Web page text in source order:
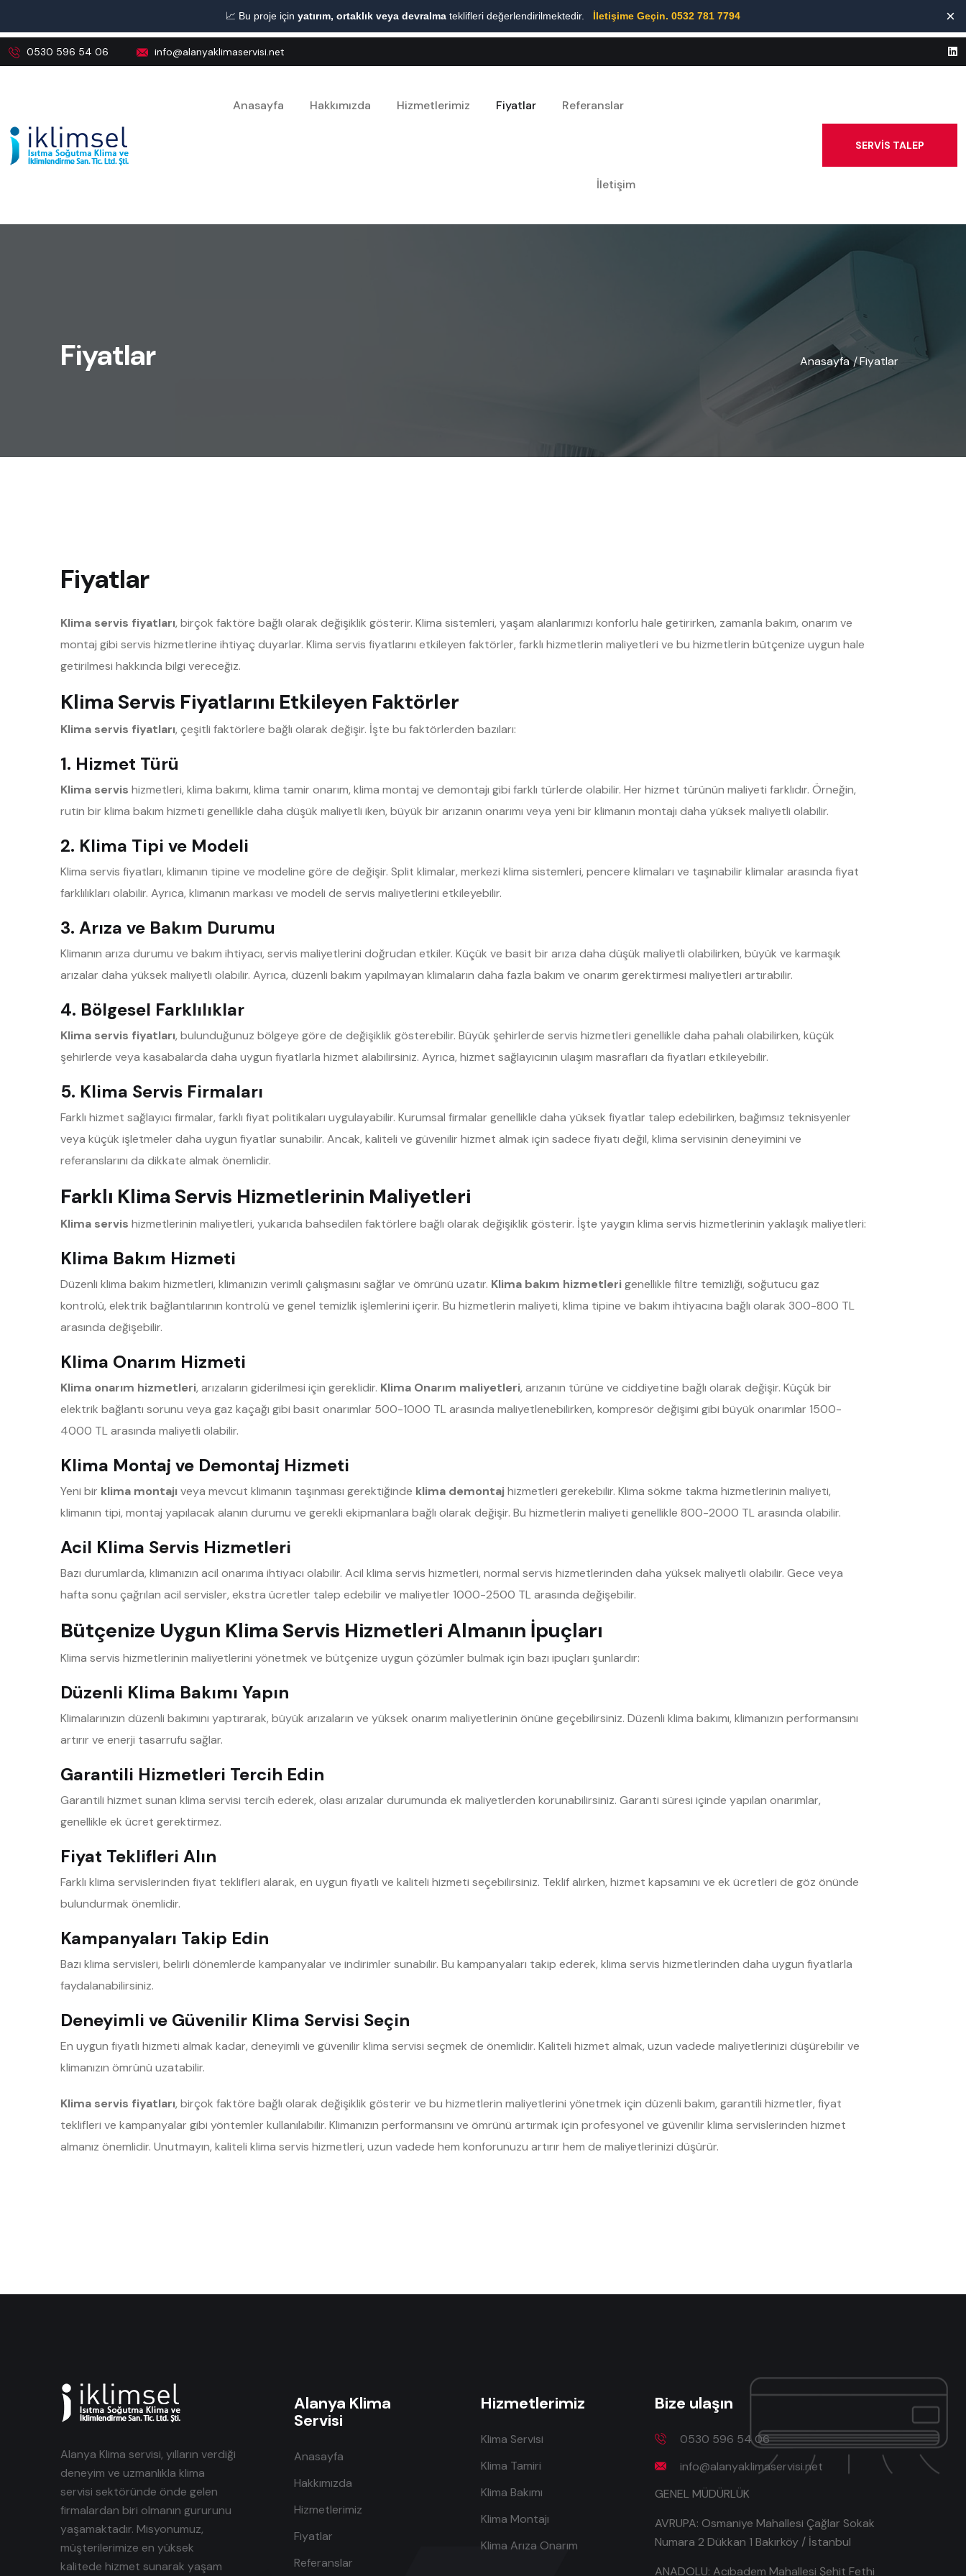
📈 Bu proje için yatırım, ortaklık veya devralma teklifleri değerlendirilmektedir. İletişime Geçin. 0532 781 7794 ×
0530 596 54 06 info@alanyaklimaservisi.net
Anasayfa Hakkımızda Hizmetlerimiz Fiyatlar Referanslar
İletişim
SERVİS TALEP
Fiyatlar Anasayfa/Fiyatlar
Fiyatlar
Klima servis fiyatları, birçok faktöre bağlı olarak değişiklik gösterir. Klima sistemleri, yaşam alanlarımızı konforlu hale getirirken, zamanla bakım, onarım ve
montaj gibi servis hizmetlerine ihtiyaç duyarlar. Klima servis fiyatlarını etkileyen faktörler, farklı hizmetlerin maliyetleri ve bu hizmetlerin bütçenize uygun hale
getirilmesi hakkında bilgi vereceğiz.
Klima Servis Fiyatlarını Etkileyen Faktörler
Klima servis fiyatları, çeşitli faktörlere bağlı olarak değişir. İşte bu faktörlerden bazıları:
1. Hizmet Türü
Klima servis hizmetleri, klima bakımı, klima tamir onarım, klima montaj ve demontajı gibi farklı türlerde olabilir. Her hizmet türünün maliyeti farklıdır. Örneğin,
rutin bir klima bakım hizmeti genellikle daha düşük maliyetli iken, büyük bir arızanın onarımı veya yeni bir klimanın montajı daha yüksek maliyetli olabilir.
2. Klima Tipi ve Modeli
Klima servis fiyatları, klimanın tipine ve modeline göre de değişir. Split klimalar, merkezi klima sistemleri, pencere klimaları ve taşınabilir klimalar arasında fiyat
farklılıkları olabilir. Ayrıca, klimanın markası ve modeli de servis maliyetlerini etkileyebilir.
3. Arıza ve Bakım Durumu
Klimanın arıza durumu ve bakım ihtiyacı, servis maliyetlerini doğrudan etkiler. Küçük ve basit bir arıza daha düşük maliyetli olabilirken, büyük ve karmaşık
arızalar daha yüksek maliyetli olabilir. Ayrıca, düzenli bakım yapılmayan klimaların daha fazla bakım ve onarım gerektirmesi maliyetleri artırabilir.
4. Bölgesel Farklılıklar
Klima servis fiyatları, bulunduğunuz bölgeye göre de değişiklik gösterebilir. Büyük şehirlerde servis hizmetleri genellikle daha pahalı olabilirken, küçük
şehirlerde veya kasabalarda daha uygun fiyatlarla hizmet alabilirsiniz. Ayrıca, hizmet sağlayıcının ulaşım masrafları da fiyatları etkileyebilir.
5. Klima Servis Firmaları
Farklı hizmet sağlayıcı firmalar, farklı fiyat politikaları uygulayabilir. Kurumsal firmalar genellikle daha yüksek fiyatlar talep edebilirken, bağımsız teknisyenler
veya küçük işletmeler daha uygun fiyatlar sunabilir. Ancak, kaliteli ve güvenilir hizmet almak için sadece fiyatı değil, klima servisinin deneyimini ve
referanslarını da dikkate almak önemlidir.
Farklı Klima Servis Hizmetlerinin Maliyetleri
Klima servis hizmetlerinin maliyetleri, yukarıda bahsedilen faktörlere bağlı olarak değişiklik gösterir. İşte yaygın klima servis hizmetlerinin yaklaşık maliyetleri:
Klima Bakım Hizmeti
Düzenli klima bakım hizmetleri, klimanızın verimli çalışmasını sağlar ve ömrünü uzatır. Klima bakım hizmetlerigenellikle filtre temizliği, soğutucu gaz
kontrolü, elektrik bağlantılarının kontrolü ve genel temizlik işlemlerini içerir. Bu hizmetlerin maliyeti, klima tipine ve bakım ihtiyacına bağlı olarak 300-800 TL
arasında değişebilir.
Klima Onarım Hizmeti
Klima onarım hizmetleri, arızaların giderilmesi için gereklidir. Klima Onarım maliyetleri, arızanın türüne ve ciddiyetine bağlı olarak değişir. Küçük bir
elektrik bağlantı sorunu veya gaz kaçağı gibi basit onarımlar 500-1000 TL arasında maliyetlenebilirken, kompresör değişimi gibi büyük onarımlar 1500-
4000 TL arasında maliyetli olabilir.
Klima Montaj ve Demontaj Hizmeti
Yeni bir klima montajıveya mevcut klimanın taşınması gerektiğinde klima demontajhizmetleri gerekebilir. Klima sökme takma hizmetlerinin maliyeti,
klimanın tipi, montaj yapılacak alanın durumu ve gerekli ekipmanlara bağlı olarak değişir. Bu hizmetlerin maliyeti genellikle 800-2000 TL arasında olabilir.
Acil Klima Servis Hizmetleri
Bazı durumlarda, klimanızın acil onarıma ihtiyacı olabilir. Acil klima servis hizmetleri, normal servis hizmetlerinden daha yüksek maliyetli olabilir. Gece veya
hafta sonu çağrılan acil servisler, ekstra ücretler talep edebilir ve maliyetler 1000-2500 TL arasında değişebilir.
Bütçenize Uygun Klima Servis Hizmetleri Almanın İpuçları
Klima servis hizmetlerinin maliyetlerini yönetmek ve bütçenize uygun çözümler bulmak için bazı ipuçları şunlardır:
Düzenli Klima Bakımı Yapın
Klimalarınızın düzenli bakımını yaptırarak, büyük arızaların ve yüksek onarım maliyetlerinin önüne geçebilirsiniz. Düzenli klima bakımı, klimanızın performansını
artırır ve enerji tasarrufu sağlar.
Garantili Hizmetleri Tercih Edin
Garantili hizmet sunan klima servisi tercih ederek, olası arızalar durumunda ek maliyetlerden korunabilirsiniz. Garanti süresi içinde yapılan onarımlar,
genellikle ek ücret gerektirmez.
Fiyat Teklifleri Alın
Farklı klima servislerinden fiyat teklifleri alarak, en uygun fiyatlı ve kaliteli hizmeti seçebilirsiniz. Teklif alırken, hizmet kapsamını ve ek ücretleri de göz önünde
bulundurmak önemlidir.
Kampanyaları Takip Edin
Bazı klima servisleri, belirli dönemlerde kampanyalar ve indirimler sunabilir. Bu kampanyaları takip ederek, klima servis hizmetlerinden daha uygun fiyatlarla
faydalanabilirsiniz.
Deneyimli ve Güvenilir Klima Servisi Seçin
En uygun fiyatlı hizmeti almak kadar, deneyimli ve güvenilir klima servisi seçmek de önemlidir. Kaliteli hizmet almak, uzun vadede maliyetlerinizi düşürebilir ve
klimanızın ömrünü uzatabilir.
Klima servis fiyatları, birçok faktöre bağlı olarak değişiklik gösterir ve bu hizmetlerin maliyetlerini yönetmek için düzenli bakım, garantili hizmetler, fiyat
teklifleri ve kampanyalar gibi yöntemler kullanılabilir. Klimanızın performansını ve ömrünü artırmak için profesyonel ve güvenilir klima servislerinden hizmet
almanız önemlidir. Unutmayın, kaliteli klima servis hizmetleri, uzun vadede hem konforunuzu artırır hem de maliyetlerinizi düşürür.
Alanya Klima servisi, yılların verdiği
deneyim ve uzmanlıkla klima
servisi sektöründe önde gelen
firmalardan biri olmanın gururunu
yaşamaktadır. Misyonumuz,
müşterilerimize en yüksek
kalitede hizmet sunarak yaşam
Alanya Klima
Servisi
Anasayfa
Hakkımızda
Hizmetlerimiz
Fiyatlar
Referanslar
Hizmetlerimiz
Klima Servisi
Klima Tamiri
Klima Bakımı
Klima Montajı
Klima Arıza Onarım
Bize ulaşın
0530 596 54 06
info@alanyaklimaservisi.net
GENEL MÜDÜRLÜK
AVRUPA: Osmaniye Mahallesi Çağlar Sokak
Numara 2 Dükkan 1 Bakırköy / İstanbul
ANADOLU: Acıbadem Mahallesi Şehit Fethi